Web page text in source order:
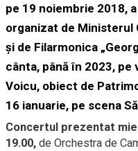
pe 19 noiembrie 2018,
organizat de Ministerul
şi de Filarmonica
cânta, până în 2023,
Voicu, obiect de
16 ianuarie, pe scena
Concertul prezentat
19.00, de Orchestra de